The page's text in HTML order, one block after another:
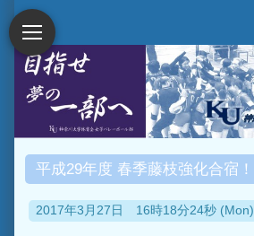
平成29年度 春季藤枝強化合宿！
2017年3月27日 16時18分24秒 (Mon)